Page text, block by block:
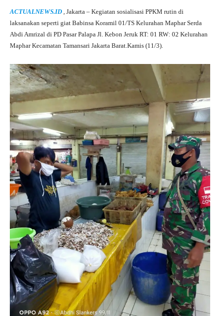
ts
A
pp
gr
a
m
bo
ok
tte
r
re
ACTUALNEWS.ID , Jakarta – Kegiatan sosialisasi PPKM rutin di
laksanakan seperti giat Babinsa Koramil 01/TS Kelurahan Maphar Serda
Abdi Amrizal di PD Pasar Palapa Jl. Kebon Jeruk RT: 01 RW: 02 Kelurahan
Maphar Kecamatan Tamansari Jakarta Barat.Kamis (11/3).